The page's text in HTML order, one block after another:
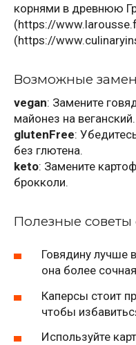
корнями в древнюю
(https://
(https://
Возможные
vegan: Замените
майонез на веганский.
glutenFree:
без глютена.
keto: Замените
брокколи.
Полезные
Говядину лучше
она более
Каперсы стоит
чтобы
Используйте